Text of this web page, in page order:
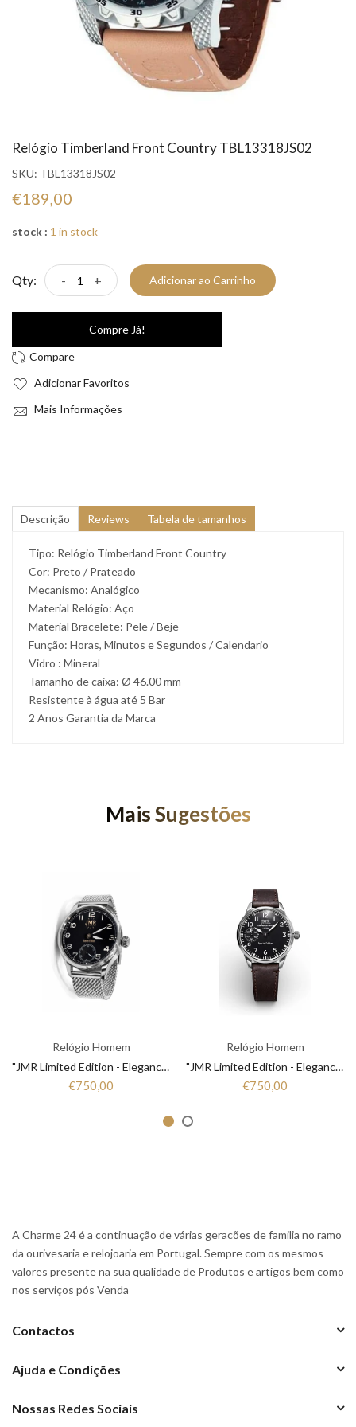
Relógio Timberland Front Country TBL13318JS02
SKU: TBL13318JS02
€189,00
stock : 1 in stock
Qty: - + Adicionar ao Carrinho
Compre Já!
Adicionar Favoritos
Mais Informações
Descrição Reviews Tabela de tamanhos
Tipo: Relógio Timberland Front Country
Cor: Preto / Prateado
Mecanismo: Analógico
Material Relógio: Aço
Material Bracelete: Pele / Beje
Função: Horas, Minutos e Segundos / Calendario
Vidro : Mineral
Tamanho de caixa: Ø 46.00 mm
Resistente à água até 5 Bar
2 Anos Garantia da Marca
Mais Sugestões
Relógio Homem
"JMR Limited Edition - Elegance that Marks Time"
€750,00
Relógio Homem
"JMR Limited Edition - Elegance that Marks Time"
€750,00
A Charme 24 é a continuação de várias geracões de familia no ramo
da ourivesaria e relojoaria em Portugal. Sempre com os mesmos
valores presente na sua qualidade de Produtos e artigos bem como
nos serviços pós Venda
Contactos
Ajuda e Condições
Nossas Redes Sociais